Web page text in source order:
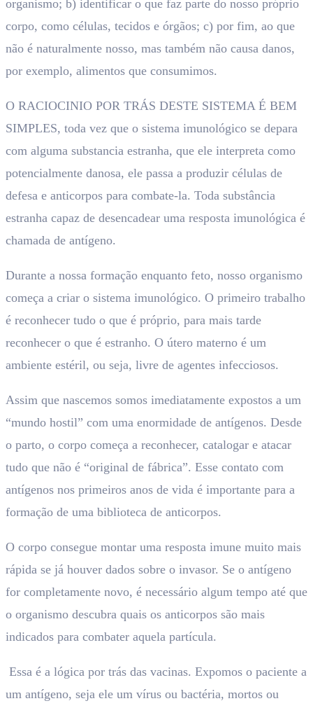
organismo; b) identificar o que faz parte do nosso próprio
corpo, como células, tecidos e órgãos; c) por fim, ao que
não é naturalmente nosso, mas também não causa danos,
por exemplo, alimentos que consumimos.
O RACIOCINIO POR TRÁS DESTE SISTEMA É BEM
SIMPLES, toda vez que o sistema imunológico se depara
com alguma substancia estranha, que ele interpreta como
potencialmente danosa, ele passa a produzir células de
defesa e anticorpos para combate-la. Toda substância
estranha capaz de desencadear uma resposta imunológica é
chamada de antígeno.
Durante a nossa formação enquanto feto, nosso organismo
começa a criar o sistema imunológico. O primeiro trabalho
é reconhecer tudo o que é próprio, para mais tarde
reconhecer o que é estranho. O útero materno é um
ambiente estéril, ou seja, livre de agentes infecciosos.
Assim que nascemos somos imediatamente expostos a um
“mundo hostil” com uma enormidade de antígenos. Desde
o parto, o corpo começa a reconhecer, catalogar e atacar
tudo que não é “original de fábrica”. Esse contato com
antígenos nos primeiros anos de vida é importante para a
formação de uma biblioteca de anticorpos.
O corpo consegue montar uma resposta imune muito mais
rápida se já houver dados sobre o invasor. Se o antígeno
for completamente novo, é necessário algum tempo até que
o organismo descubra quais os anticorpos são mais
indicados para combater aquela partícula.
Essa é a lógica por trás das vacinas. Expomos o paciente a
um antígeno, seja ele um vírus ou bactéria, mortos ou